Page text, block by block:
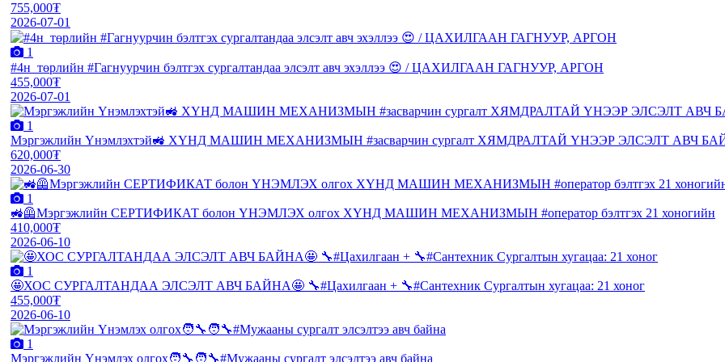
755,000₮
2026-07-01
1
#4н_төрлийн #Гагнуурчин бэлтгэх сургалтандаа элсэлт авч эхэллээ 😍 / ЦАХИЛГААН ГАГНУУР, АРГОН
455,000₮
2026-07-01
1
Мэргэжлийн Үнэмлэхтэй🚜 ХҮНД МАШИН МЕХАНИЗМЫН #засварчин сургалт ХЯМДРАЛТАЙ ҮНЭЭР ЭЛСЭЛТ АВЧ
620,000₮
2026-06-30
1
🚜🦺Мэргэжлийн СЕРТИФИКАТ болон ҮНЭМЛЭХ олгох ХҮНД МАШИН МЕХАНИЗМЫН #оператор бэлтгэх 21 хоногийн
410,000₮
2026-06-10
1
🤩ХОС СУРГАЛТАНДАА ЭЛСЭЛТ АВЧ БАЙНА🤩 🔧#Цахилгаан + 🔧#Сантехник Сургалтын хугацаа: 21 хоног
455,000₮
2026-06-10
1
Мэргэжлийн Үнэмлэх олгох🧑‍🔧🧑‍🔧#Мужааны сургалт элсэлтээ авч байна